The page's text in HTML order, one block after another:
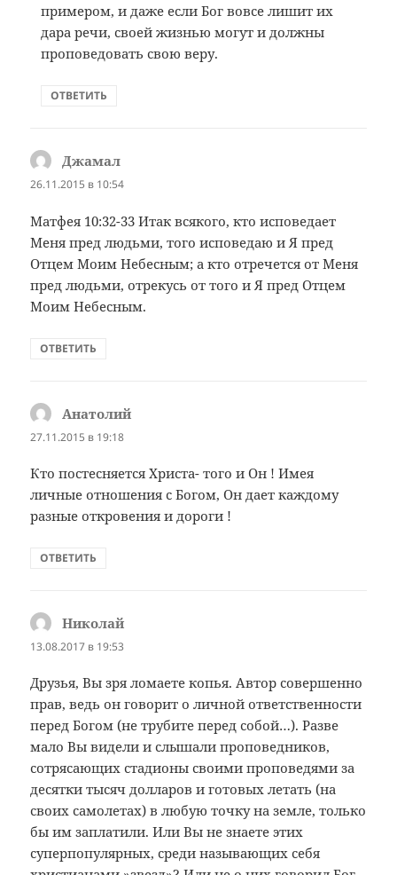
примером, и даже если Бог вовсе лишит их
дара речи, своей жизнью могут и должны
проповедовать свою веру.
ОТВЕТИТЬ
Джамал
26.11.2015 в 10:54
Матфея 10:32-33 Итак всякого, кто исповедает
Меня пред людьми, того исповедаю и Я пред
Отцем Моим Небесным; а кто отречется от Меня
пред людьми, отрекусь от того и Я пред Отцем
Моим Небесным.
ОТВЕТИТЬ
Анатолий
27.11.2015 в 19:18
Кто постесняется Христа- того и Он ! Имея
личные отношения с Богом, Он дает каждому
разные откровения и дороги !
ОТВЕТИТЬ
Николай
13.08.2017 в 19:53
Друзья, Вы зря ломаете копья. Автор совершенно
прав, ведь он говорит о личной ответственности
перед Богом (не трубите перед собой…). Разве
мало Вы видели и слышали проповедников,
сотрясающих стадионы своими проповедями за
десятки тысяч долларов и готовых летать (на
своих самолетах) в любую точку на земле, только
бы им заплатили. Или Вы не знаете этих
суперпопулярных, среди называющих себя